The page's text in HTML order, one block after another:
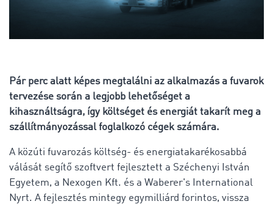
Pár perc alatt képes megtalálni az alkalmazás a fuvarok
tervezése során a legjobb lehetőséget a
kihasználtságra, így költséget és energiát takarít meg a
szállítmányozással foglalkozó cégek számára.
A közúti fuvarozás költség- és energiatakarékosabbá
válását segítő szoftvert fejlesztett a Széchenyi István
Egyetem, a Nexogen Kft. és a Waberer's International
Nyrt. A fejlesztés mintegy egymilliárd forintos, vissza